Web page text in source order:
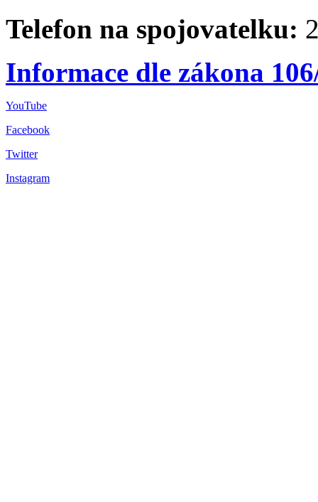
Telefon na spojovatelku:
Informace dle zákona
YouTube
Facebook
Twitter
Instagram